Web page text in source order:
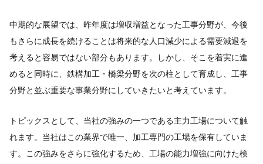
中期的な展望では、昨年度は増収増益となった工事分野が、今後
もさらに成長を続けることは将来的な人口減少による需要減退を
考えると容易ではない部分もあります。しかし、そこを着実に進
めると同時に、鉄構加工・橋梁分野を次の柱として育成し、工事
分野と並ぶ重要な事業分野にしていきたいと考えています。
トピックスとして、当社の強みの一つである主力工場について触
れます。当社はこの業界で唯一、加工専門の工場を保有していま
す。この強みをさらに強化するため、工場の能力増強に向けた検